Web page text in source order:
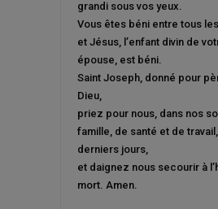
grandi sous vos yeux.
Vous êtes béni entre tous
et Jésus, l’enfant divin de
épouse, est béni.
Saint Joseph, donné pour
Dieu,
priez pour nous, dans nos
famille, de santé et de travail,
derniers jours,
et daignez nous secourir à
mort. Amen.